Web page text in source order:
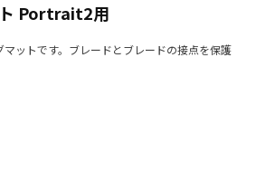
Portrait2用
ットです。ブレードとブレードの接点を保護